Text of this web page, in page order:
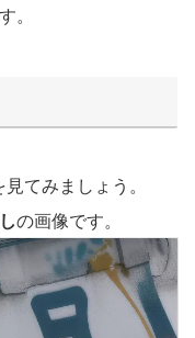
。
てみましょう。
の画像です。